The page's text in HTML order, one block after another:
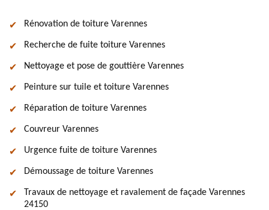
Rénovation de toiture Varennes
Recherche de fuite toiture Varennes
Nettoyage et pose de gouttière Varennes
Peinture sur tuile et toiture Varennes
Réparation de toiture Varennes
Couvreur Varennes
Urgence fuite de toiture Varennes
Démoussage de toiture Varennes
Travaux de nettoyage et ravalement de façade Varennes
24150